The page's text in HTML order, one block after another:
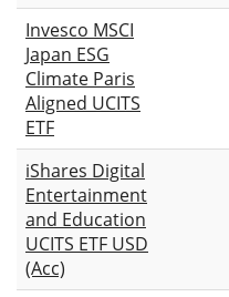
Invesco MSCI
Japan ESG
Climate Paris
Aligned UCITS
ETF
iShares Digital
Entertainment
and Education
UCITS ETF USD
(Acc)